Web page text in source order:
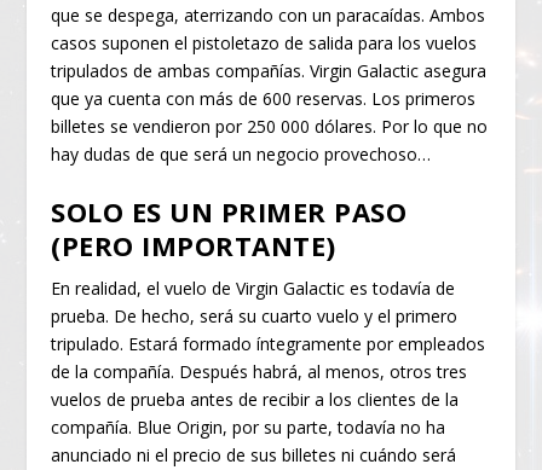
que se despega, aterrizando con un paracaídas. Ambos
casos suponen el pistoletazo de salida para los vuelos
tripulados de ambas compañías. Virgin Galactic asegura
que ya cuenta con más de 600 reservas. Los primeros
billetes se vendieron por 250 000 dólares. Por lo que no
hay dudas de que será un negocio provechoso…
SOLO ES UN PRIMER PASO
(PERO IMPORTANTE)
En realidad, el vuelo de Virgin Galactic es todavía de
prueba. De hecho, será su cuarto vuelo y el primero
tripulado. Estará formado íntegramente por empleados
de la compañía. Después habrá, al menos, otros tres
vuelos de prueba antes de recibir a los clientes de la
compañía. Blue Origin, por su parte, todavía no ha
anunciado ni el precio de sus billetes ni cuándo será